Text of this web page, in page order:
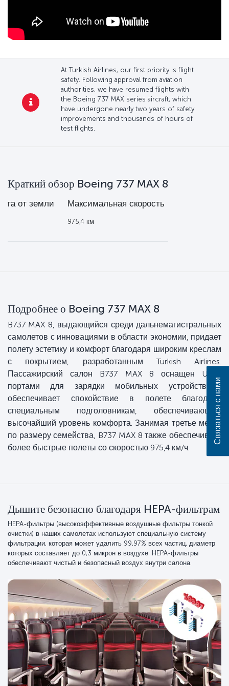
At Turkish Airlines, our first priority is flight
safety. Following approval from aviation
authorities, we have resumed flights with
the Boeing 737 MAX series aircraft, which
have undergone nearly two years of safety
improvements and thousands of hours of
test flights.
Краткий обзор Boeing 737 MAX 8
от земли Максимальная скорость
975,4 км
Подробнее о Boeing 737 MAX 8
B737 MAX 8, выдающийся среди дальнемагистральных
самолетов с инновациями в области экономии, придает
полету эстетику и комфорт благодаря широким креслам
с покрытием, разработанным Turkish Airlines.
Пассажирский салон B737 MAX 8 оснащен USB-
портами для зарядки мобильных устройств и
обеспечивает спокойствие в полете благодаря
специальным подголовникам, обеспечивающим
высочайший уровень комфорта. Занимая третье место
по размеру семейства, B737 MAX 8 также обеспечивает
более быстрые полеты со скоростью 975,4 км/ч.
Дышите безопасно благодаря HEPA-фильтрам
HEPA-фильтры (высокоэффективные воздушные фильтры тонкой
очистки) в наших самолетах используют специальную систему
фильтрации, которая может удалить 99,97% всех частиц, диаметр
которых составляет до 0,3 микрон в воздухе. HEPA-фильтры
обеспечивают чистый и безопасный воздух внутри салона.
Связаться с нами